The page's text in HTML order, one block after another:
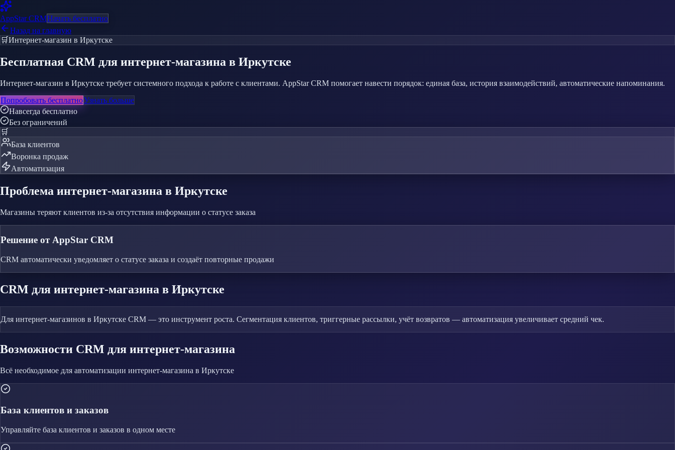
AppStarCRMНачать бесплатно
Назад на главную
🛒Интернет-магазин в Иркутске
Бесплатная CRM для интернет-магазина в Иркутске
Интернет-магазин в Иркутске требует системного подхода к работе с клиентами. AppStar CRM помогает навести порядок: единая база, история взаимодействий, автоматические напоминания.
Попробовать бесплатноУзнать больше
Навсегда бесплатно
Без ограничений
🛒
База клиентов
Воронка продаж
Автоматизация
Проблема интернет-магазина в Иркутске
Магазины теряют клиентов из-за отсутствия информации о статусе заказа
Решение от AppStar CRM
CRM автоматически уведомляет о статусе заказа и создаёт повторные продажи
CRM для интернет-магазина в Иркутске
Для интернет-магазинов в Иркутске CRM — это инструмент роста. Сегментация клиентов, триггерные рассылки, учёт возвратов — автоматизация увеличивает средний чек.
Возможности CRM для интернет-магазина
Всё необходимое для автоматизации интернет-магазина в Иркутске
База клиентов и заказов
Управляйте база клиентов и заказов в одном месте